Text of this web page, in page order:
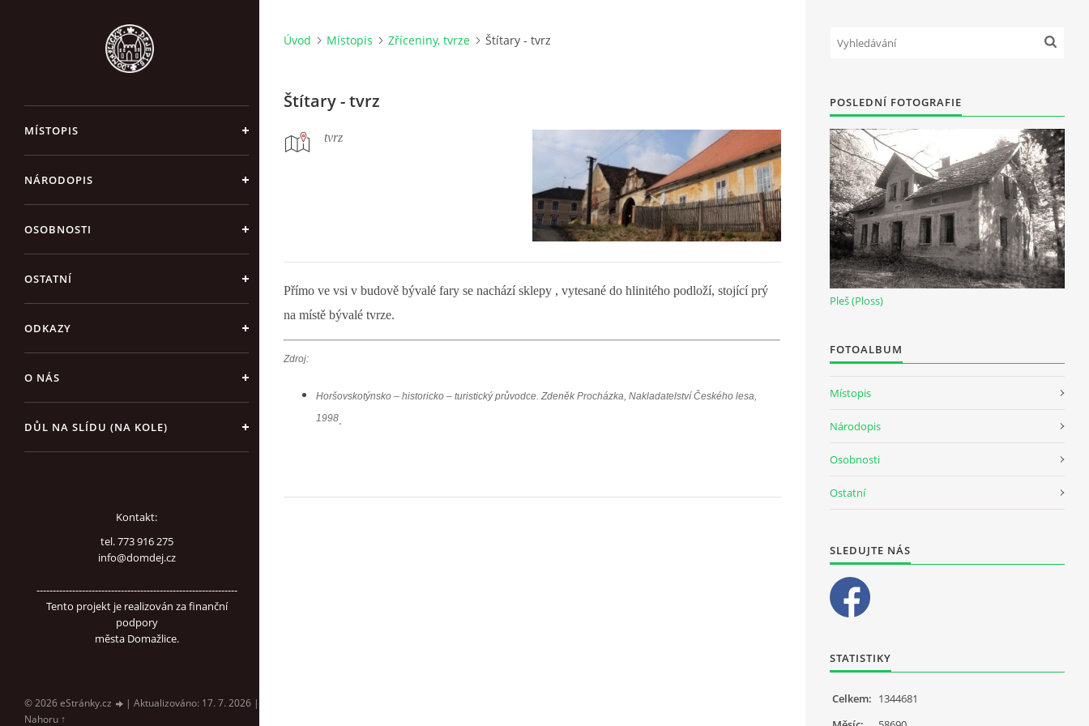
MÍSTOPIS
NÁRODOPIS
OSOBNOSTI
OSTATNÍ
ODKAZY
O NÁS
DŮL NA SLÍDU (NA KOLE)
Kontakt:
tel. 773 916 275
info@domdej.cz
--------------------------------------------------------------
Tento projekt je realizován za finanční
podpory
města Domažlice.
© 2026 eStránky.cz | Aktualizováno: 17. 7. 2026 |
Nahoru ↑
Úvod Místopis Zříceniny, tvrze Štítary - tvrz
Štítary - tvrz
tvrz
Přímo ve vsi v budově bývalé fary se nachází sklepy , vytesané do hlinitého podloží, stojící prý
na místě bývalé tvrze.
Zdroj:
Horšovskotýnsko – historicko – turistický průvodce. Zdeněk Procházka, Nakladatelství Českého lesa,
1998.
POSLEDNÍ FOTOGRAFIE
Pleš (Ploss)
FOTOALBUM
Místopis
Národopis
Osobnosti
Ostatní
SLEDUJTE NÁS
STATISTIKY
Celkem: 1344681